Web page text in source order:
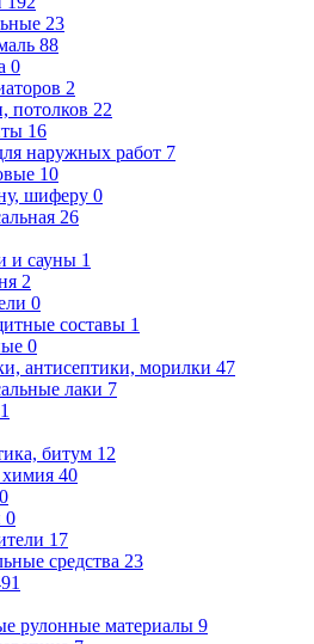
23
88
0
2
потолков 22
16
наружных работ 7
10
шиферу 0
26
и сауны 1
2
0
составы 1
0
антисептики, морилки 47
лаки 7
1
битум 12
химия 40
0
0
17
средства 23
рулонные материалы 9